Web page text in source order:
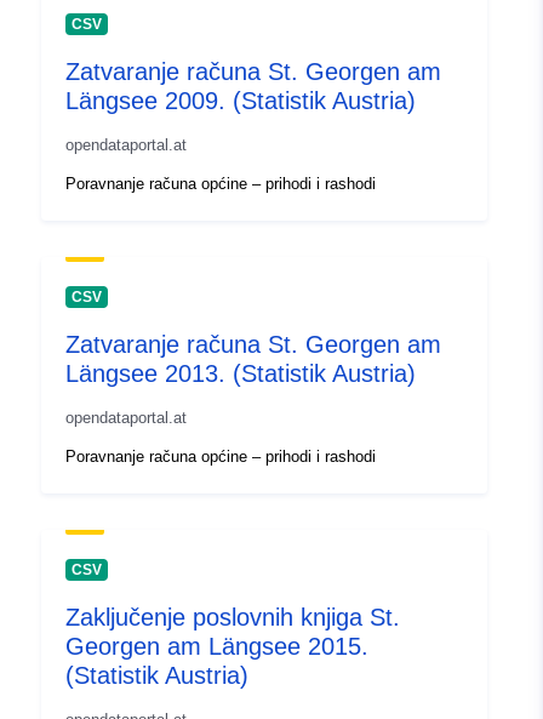
CSV
Zatvaranje računa St. Georgen am
Längsee 2009. (Statistik Austria)
opendataportal.at
Poravnanje računa općine – prihodi i rashodi
CSV
Zatvaranje računa St. Georgen am
Längsee 2013. (Statistik Austria)
opendataportal.at
Poravnanje računa općine – prihodi i rashodi
CSV
Zaključenje poslovnih knjiga St.
Georgen am Längsee 2015.
(Statistik Austria)